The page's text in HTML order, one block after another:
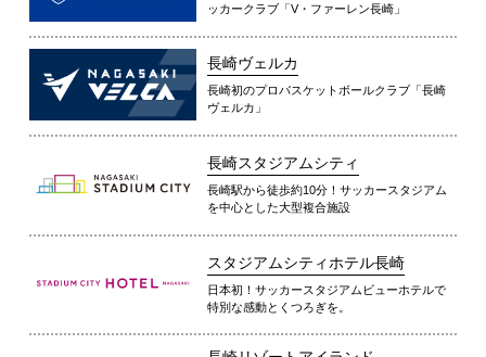
ッカークラブ「V・ファーレン長崎」
長崎ヴェルカ
長崎初のプロバスケットボールクラブ「長崎
ヴェルカ」
長崎スタジアムシティ
長崎駅から徒歩約10分！サッカースタジアム
を中心とした大型複合施設
スタジアムシティホテル長崎
日本初！サッカースタジアムビューホテルで
特別な感動とくつろぎを。